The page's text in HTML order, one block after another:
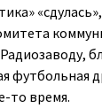
футбольная
то время.